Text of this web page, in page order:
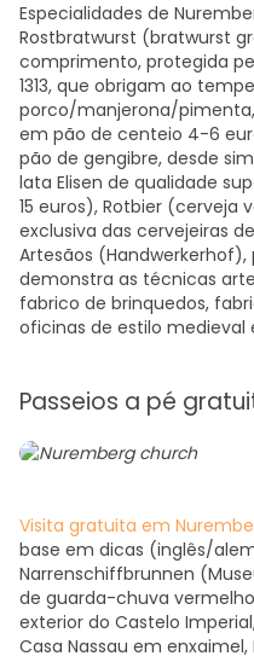
Especialidades de
Rostbratwurst (bratwurst
comprimento, protegida
1313, que obrigam ao
porco/manjerona/
em pão de centeio 4-6
pão de gengibre, desde
lata Elisen de qualidade
15 euros), Rotbier (cerveja
exclusiva das cervejeiras
Artesãos
demonstra as técnicas
fabrico de brinquedos,
oficinas de estilo
Passeios a pé
Visita gratuita em
base em dicas (inglês/
Narrenschiffbrunnen
de guarda-chuva
exterior do Castelo
Casa Nassau em